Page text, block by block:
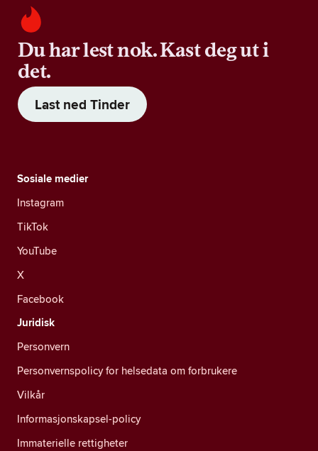
Du har lest nok. Kast deg ut i
det.
Last ned Tinder
Sosiale medier
Instagram
TikTok
YouTube
X
Facebook
Juridisk
Personvern
Personvernspolicy for helsedata om forbrukere
Vilkår
Informasjonskapsel-policy
Immaterielle rettigheter